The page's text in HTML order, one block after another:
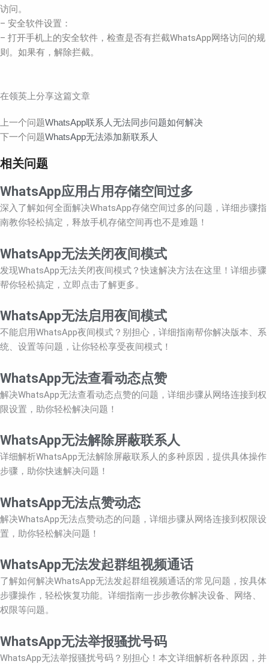
访问。
– 安全软件设置：
– 打开手机上的安全软件，检查是否有拦截WhatsApp网络访问的规
则。如果有，解除拦截。
在领英上分享这篇文章
Prev
上一个问题WhatsApp联系人无法同步问题如何解决
下一个问题WhatsApp无法添加新联系人
Next
相关问题
WhatsApp应用占用存储空间过多
深入了解如何全面解决WhatsApp存储空间过多的问题，详细步骤指
南教你轻松搞定，释放手机存储空间再也不是难题！
WhatsApp无法关闭夜间模式
发现WhatsApp无法关闭夜间模式？快速解决方法在这里！详细步骤
帮你轻松搞定，立即点击了解更多。
WhatsApp无法启用夜间模式
不能启用WhatsApp夜间模式？别担心，详细指南帮你解决版本、系
统、设置等问题，让你轻松享受夜间模式！
WhatsApp无法查看动态点赞
解决WhatsApp无法查看动态点赞的问题，详细步骤从网络连接到权
限设置，助你轻松解决问题！
WhatsApp无法解除屏蔽联系人
详细解析WhatsApp无法解除屏蔽联系人的多种原因，提供具体操作
步骤，助你快速解决问题！
WhatsApp无法点赞动态
解决WhatsApp无法点赞动态的问题，详细步骤从网络连接到权限设
置，助你轻松解决问题！
WhatsApp无法发起群组视频通话
了解如何解决WhatsApp无法发起群组视频通话的常见问题，按具体
步骤操作，轻松恢复功能。详细指南一步步教你解决设备、网络、
权限等问题。
WhatsApp无法举报骚扰号码
WhatsApp无法举报骚扰号码？别担心！本文详细解析各种原因，并